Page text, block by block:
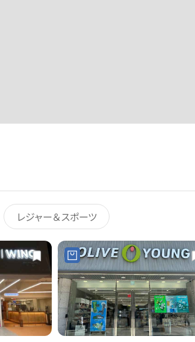
レジャー＆スポーツ